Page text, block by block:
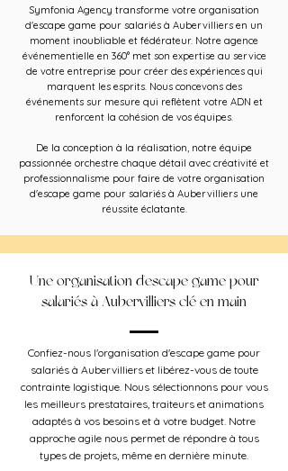
Symfonia Agency transforme votre organisation
d'escape game pour salariés à Aubervilliers en un
moment inoubliable et fédérateur. Notre agence
événementielle en 360° met son expertise au service
de votre entreprise pour créer des expériences qui
marquent les esprits. Nous concevons des
événements sur mesure qui reflètent votre ADN et
renforcent la cohésion de vos équipes.
De la conception à la réalisation, notre équipe
passionnée orchestre chaque détail avec créativité et
professionnalisme pour faire de votre organisation
d'escape game pour salariés à Aubervilliers une
réussite éclatante.
Une organisation d'escape game pour
salariés à Aubervilliers clé en main
Confiez-nous l'organisation d'escape game pour
salariés à Aubervilliers et libérez-vous de toute
contrainte logistique. Nous sélectionnons pour vous
les meilleurs prestataires, traiteurs et animations
adaptés à vos besoins et à votre budget. Notre
approche agile nous permet de répondre à tous
types de projets, même en dernière minute.